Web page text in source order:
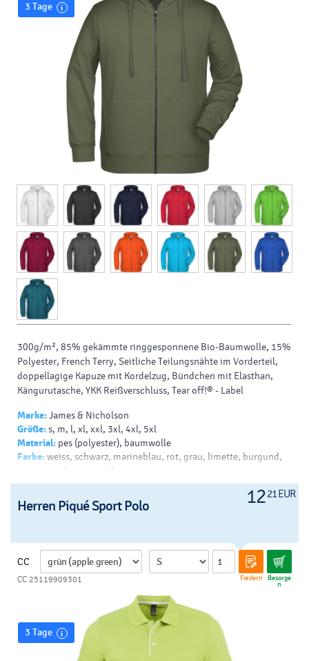
3 Tage
300g/m², 85% gekämmte ringgesponnene Bio-Baumwolle, 15%
Polyester, French Terry, Seitliche Teilungsnähte im Vorderteil,
doppellagige Kapuze mit Kordelzug, Bündchen mit Elasthan,
Kängurutasche, YKK Reißverschluss, Tear off!® - Label
Marke:James & Nicholson
Größe:s, m, l, xl, xxl, 3xl, 4xl, 5xl
Material: pes (polyester), baumwolle
Farbe:weiss, schwarz, marineblau, rot, grau, limette, burgund,
Drück:siebdruck - papierdruck - b, transferdruck - v, siebdruck
auf t-shirts - v, drucken - sublimation, siebdruck - helles t-shirt -
b, siebdruck - dunkles t-shirt - b
1221 EUR
Herren Piqué Sport Polo
CC
Fordern Besorge
n
CC 25119909301
3 Tage